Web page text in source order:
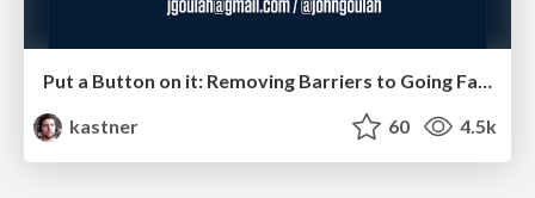
kastner
60 4.5k